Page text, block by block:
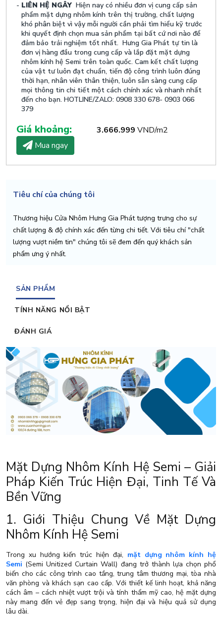
LIÊN HỆ NGÂY Hiện nay có nhiều đơn vị cung cấp sản
phẩm mặt dựng nhôm kính trên thị trường, chất lượng
khó phân biệt vì vậy mỗi người cần phải tìm hiểu kỹ trước
khi quyết định chọn mua sản phẩm tại bất cứ nơi nào để
đảm bảo trải nghiệm tốt nhất. Hưng Gia Phát tự tin là
đơn vị hàng đầu trong cung cấp và lắp đặt mặt dựng
nhôm kính hệ Semi trên toàn quốc. Cam kết chất lượng
của vật tư luôn đạt chuẩn, tiến độ công trình luôn đúng
thời hạn, nhân viên thân thiện, luôn sẵn sàng cung cấp
mọi thông tin chi tiết một cách chính xác và nhanh nhất
đến cho bạn. HOTLINE/ZALO: 0908 330 678- 0903 066
379
Giá khoảng: 3.666.999 VND/m2
Mua ngay
Tiêu chí của chúng tôi
Thương hiệu Cửa Nhôm Hưng Gia Phát tượng trưng cho sự
chất lượng & độ chính xác đến từng chi tiết. Với tiêu chí "chất
lượng vượt niềm tin" chúng tôi sẽ đem đến quý khách sản
phẩm ưng ý nhất.
SẢN PHẨM
TÍNH NĂNG NỔI BẬT
ĐÁNH GIÁ
Mặt Dựng Nhôm Kính Hệ Semi – Giải
Pháp Kiến Trúc Hiện Đại, Tinh Tế Và
Bền Vững
1. Giới Thiệu Chung Về Mặt Dựng
Nhôm Kính Hệ Semi
Trong xu hướng kiến trúc hiện đại, mặt dựng nhôm kính hệ
Semi (Semi Unitized Curtain Wall) đang trở thành lựa chọn phổ
biến cho các công trình cao tầng, trung tâm thương mại, tòa nhà
văn phòng và khách sạn cao cấp. Với thiết kế linh hoạt, khả năng
cách âm – cách nhiệt vượt trội và tính thẩm mỹ cao, hệ mặt dựng
này mang đến vẻ đẹp sang trọng, hiện đại và hiệu quả sử dụng
lâu dài.